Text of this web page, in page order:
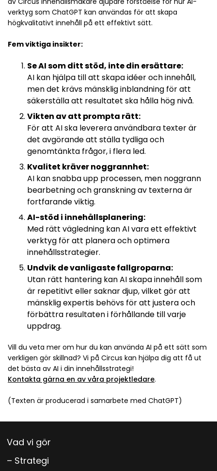
verktyg som ChatGPT kan användas för att skapa
högkvalitativt innehåll på ett effektivt sätt.
Fem viktiga insikter:
Se AI som ditt stöd, inte din ersättare:
AI kan hjälpa till att skapa idéer och innehåll,
men det krävs mänsklig inblandning för att
säkerställa att resultatet ska hålla hög nivå.
Vikten av att prompta rätt:
För att AI ska leverera användbara texter är
det avgörande att ställa tydliga och
genomtänkta frågor, i flera led.
Kvalitet kräver noggrannhet:
AI kan snabba upp processen, men noggrann
bearbetning och granskning av texterna är
fortfarande viktig.
AI-stöd i innehållsplanering:
Med rätt vägledning kan AI vara ett effektivt
verktyg för att planera och optimera
innehållsstrategier.
Undvik de vanligaste fallgroparna:
Utan rätt hantering kan AI skapa innehåll som
är repetitivt eller saknar djup, vilket gör att
mänsklig expertis behövs för att justera och
förbättra resultaten i förhållande till varje
uppdrag.
Vill du veta mer om hur du kan använda AI på ett sätt som
verkligen gör skillnad? Vi på Circus kan hjälpa dig att få ut
det bästa av AI i din innehållsstrategi!
Kontakta gärna en av våra projektledare.
(Texten är producerad i samarbete med ChatGPT)
Vad vi gör
– Strategi